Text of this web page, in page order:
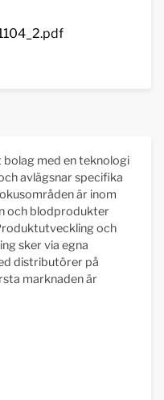
med en teknologi
avlägsnar specifika
är inom
och blodprodukter
och
sker via egna
distributörer på
marknaden är